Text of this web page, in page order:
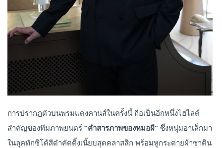
การปรากฏตัวบนพรมแดงคานส์ในครั้งนี้ ถือเป็นอีกหนึ่งไฮไลต์
สำคัญของทีมภาพยนตร์ “คำสารภาพของหมอผี” ซึ่งหนุ่มอาเล็กมา
ในลุคทักซิโด้สีดำคัตติ้งเนี้ยบสุดคลาสสิก พร้อมหูกระต่ายผ้าซาติน